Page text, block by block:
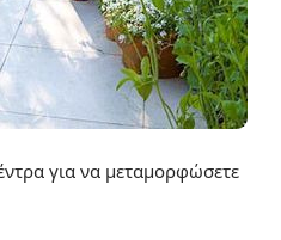
για να μεταμορφώσετε